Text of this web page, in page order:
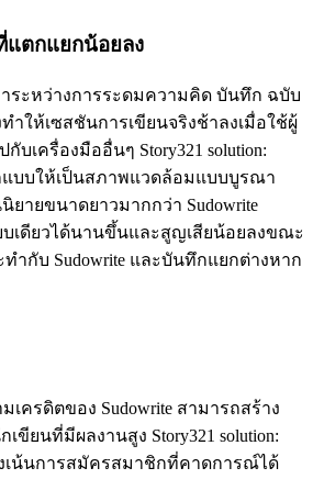
ตกแยกน้อยลง
าระหว่างการระดมความคิด บันทึก ฉบับ
ำให้เซสชันการเขียนจริงช้าลงเมื่อใช้ผู้
บเครื่องมืออื่นๆ Story321 solution:
แบบให้เป็นสภาพแวดล้อมแบบบูรณา
ายขนาดยาวมากกว่า Sudowrite
บเดียวได้นานขึ้นและสูญเสียน้อยลงขณะ
ำกับ Sudowrite และบันทึกแยกต่างหาก
เครดิตของ Sudowrite สามารถสร้าง
ขียนที่มีผลงานสูง Story321 solution:
เน้นการสมัครสมาชิกที่คาดการณ์ได้